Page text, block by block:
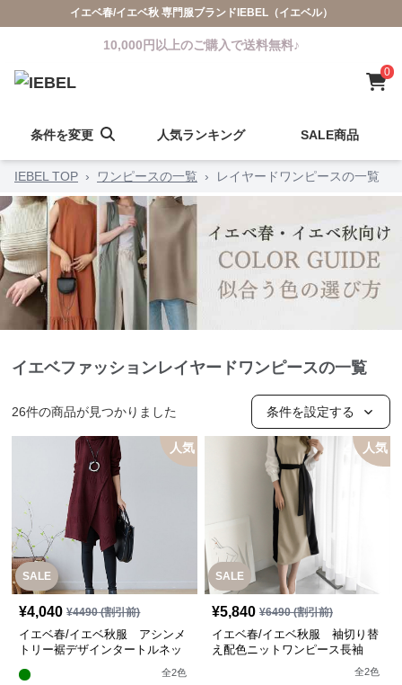
イエベ春/イエベ秋 専門服ブランドIEBEL（イエベル）
10,000円以上のご購入で送料無料♪
0
条件を変更 人気ランキング SALE商品
IEBEL TOP › ワンピースの一覧 › レイヤードワンピースの一覧
イエベファッションレイヤードワンピースの一覧
26件の商品が見つかりました 条件を設定する
SALE
人気
¥4,040 ¥4490(割引前)
イエベ春/イエベ秋服 アシンメ
トリー裾デザインタートルネッ
全2色
SALE
人気
¥5,840 ¥6490(割引前)
イエベ春/イエベ秋服 袖切り替
え配色ニットワンピース長袖
全2色